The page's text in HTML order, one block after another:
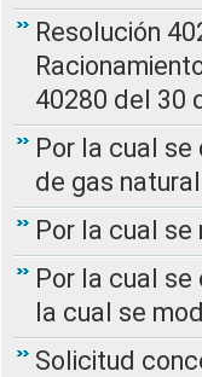
Resolución
40280 del 30
Por la cual
de gas natural
Por la cual se
Por la cual se
la cual se
Solicitud